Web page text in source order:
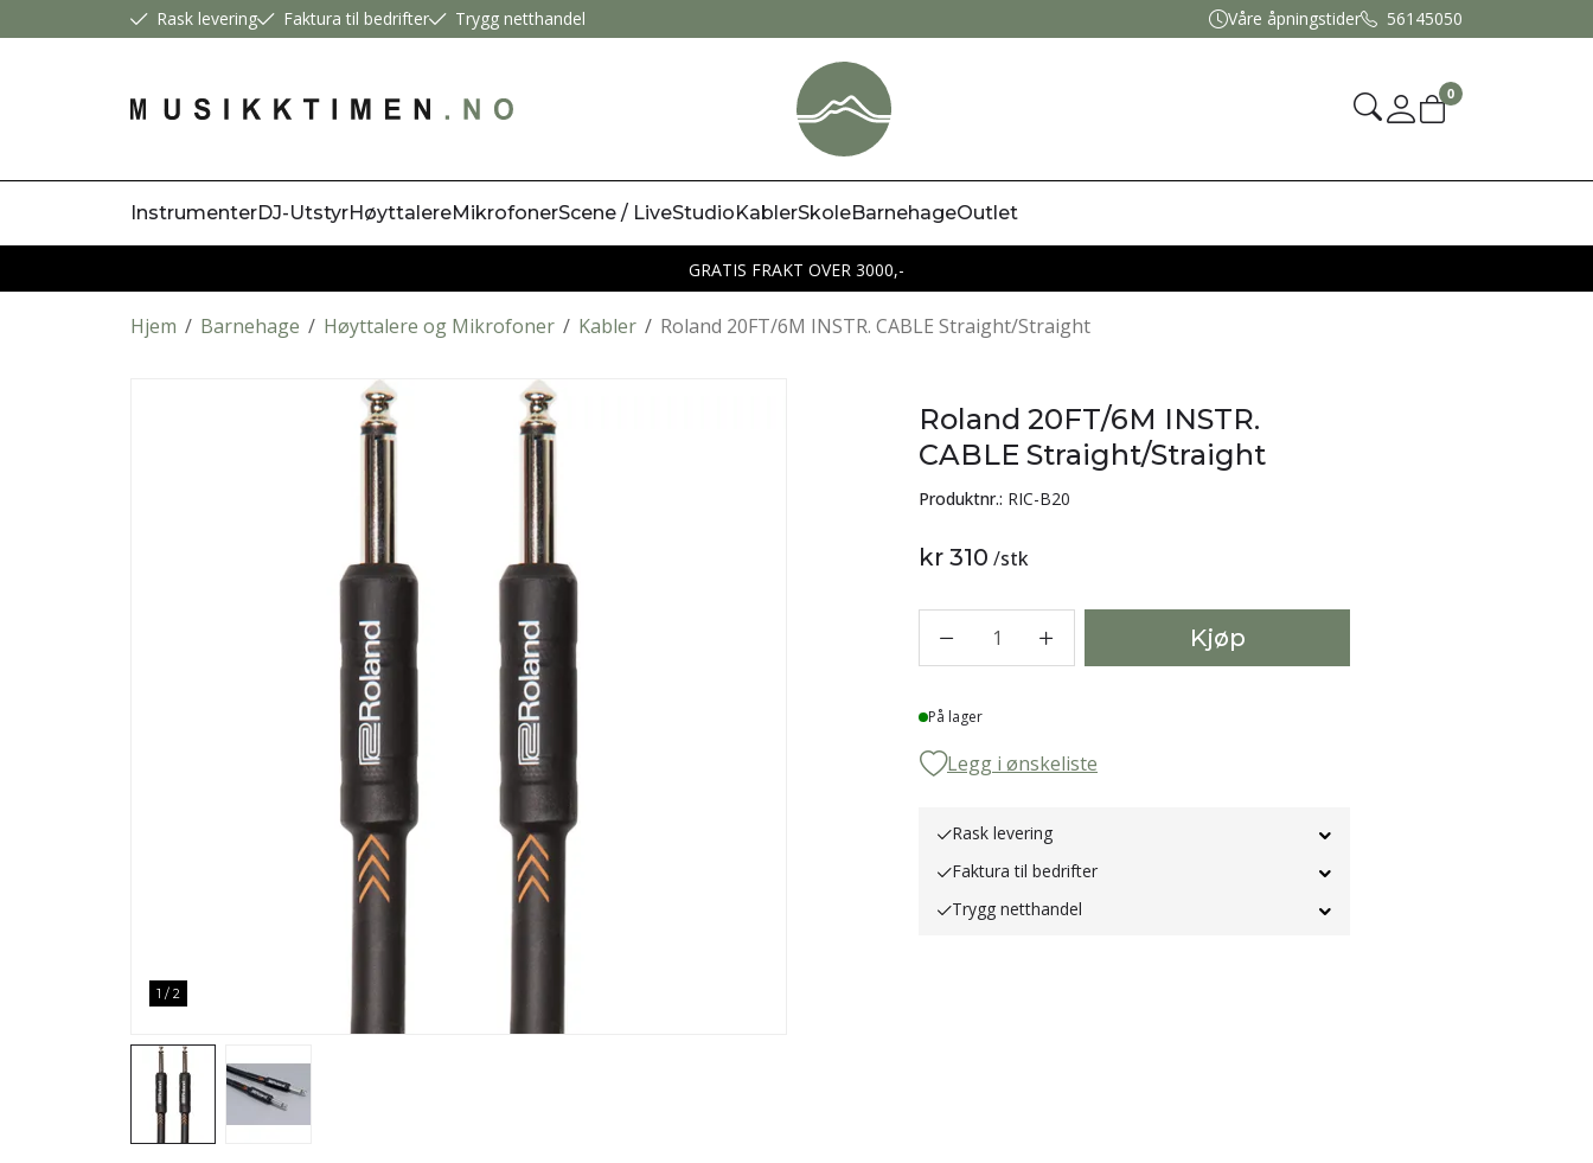
Rask levering Faktura til bedrifter Trygg netthandel Våre åpningstider 56145050
Mine sider
0
InstrumenterDJ-UtstyrHøyttalereMikrofonerScene / LiveStudioKablerSkoleBarnehageOutlet
GRATIS FRAKT OVER 3000,-
/
Hjem /
Barnehage /
Høyttalere og Mikrofoner /
Kabler Roland 20FT/6M INSTR. CABLE Straight/Straight
1 / 2
Roland 20FT/6M INSTR.
CABLE Straight/Straight
Produktnr.: RIC-B20
kr 310 /stk
1 Kjøp
Lager
På lager
Legg i ønskeliste
Rask levering
Faktura til bedrifter
Trygg netthandel